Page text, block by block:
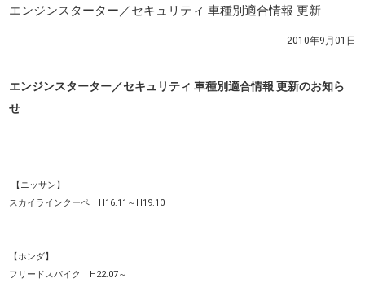
エンジンスターター／セキュリティ 車種別適合情報 更新
2010年9月01日
エンジンスターター／セキュリティ 車種別適合情報 更新のお知ら
せ
【ニッサン】
スカイラインクーペ H16.11～H19.10
【ホンダ】
フリードスパイク H22.07～